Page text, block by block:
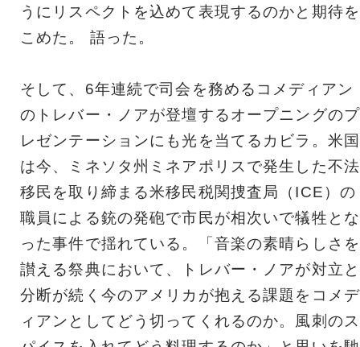
うにリスペクトを込めて表現するのかと期待を
こめた。 語った。
そして、6年連続で司会を務めるコメディアン
のトレバー・ノアが登壇するオープニングのプ
レゼンテーションにも光を当てるカビラ。米国
は今、ミネソタ州ミネアポリスで発生した不法
移民を取り締まる米移民税関捜査局（ICE）の
職員による銃の発砲で市民が相次いで犠牲とな
った事件で揺れている。「音楽の素晴らしさを
讃える祭典において、トレバー・ノアが対立と
分断が続く今のアメリカが抱える課題をコメデ
ィアンとしてどう切ってくれるのか。風刺のス